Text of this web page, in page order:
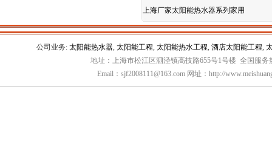
上海厂家太阳能热水器系列家用
公司业务: 太阳能热水器, 太阳能工程, 太阳能热水工程, 酒店太阳能工程,
地址：上海市松江区泗泾镇高技路655号1号楼 全国服务
Email：sjf2008111@163.com 网址：http://